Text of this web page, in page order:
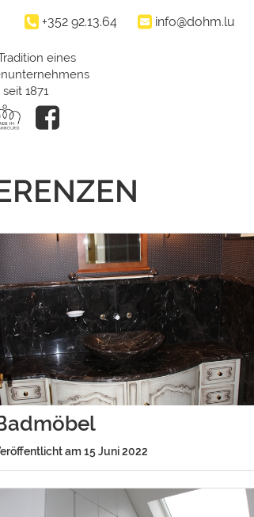
+352 92.13.64 info@dohm.lu
eines
seit 1871
am 15 Juni 2022